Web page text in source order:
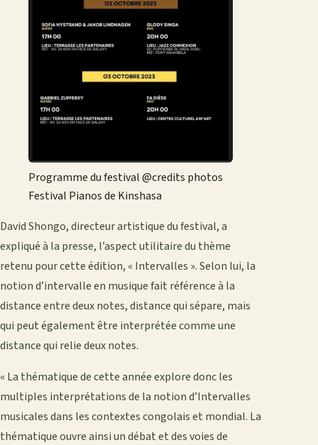
Programme du festival @credits photos
Festival Pianos de Kinshasa
David Shongo, directeur artistique du festival, a
expliqué à la presse, l’aspect utilitaire du thème
retenu pour cette édition, « Intervalles ». Selon lui, la
notion d’intervalle en musique fait référence à la
distance entre deux notes, distance qui sépare, mais
qui peut également être interprétée comme une
distance qui relie deux notes.
« La thématique de cette année explore donc les
multiples interprétations de la notion d’Intervalles
musicales dans les contextes congolais et mondial. La
thématique ouvre ainsi un débat et des voies de